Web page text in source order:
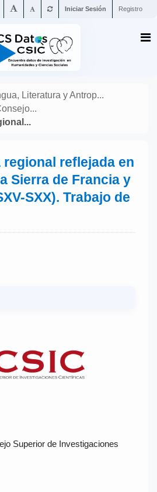
Iniciar Sesión Registro
Literatura y Antrop...
reflejada en
Sierra de Francia y
SXX). Trabajo de
Superior de Investigaciones